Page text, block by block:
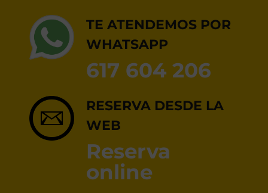
TE ATENDEMOS POR
WHATSAPP
617 604 206
RESERVA DESDE LA
WEB
Reserva
online